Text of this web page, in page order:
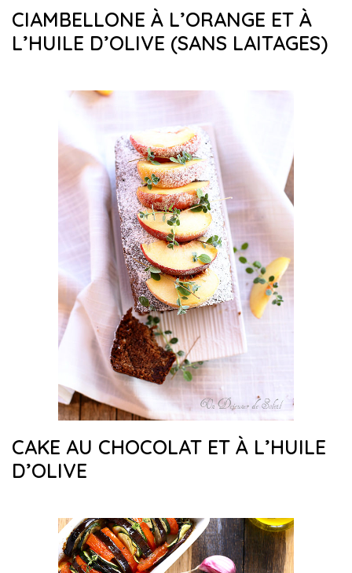
CIAMBELLONE À L’ORANGE ET À
L’HUILE D’OLIVE (SANS LAITAGES)
CAKE AU CHOCOLAT ET À L’HUILE
D’OLIVE